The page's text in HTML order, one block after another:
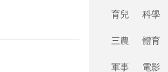
育兒 科學
三農 體育
軍事 電影